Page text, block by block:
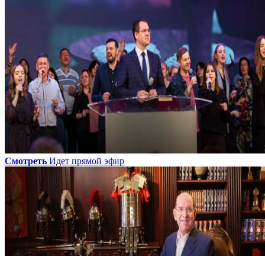
Смотреть Идет прямой эфир